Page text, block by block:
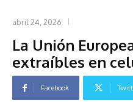
abril 24, 2026
La Unión
extraíbles en
Facebook